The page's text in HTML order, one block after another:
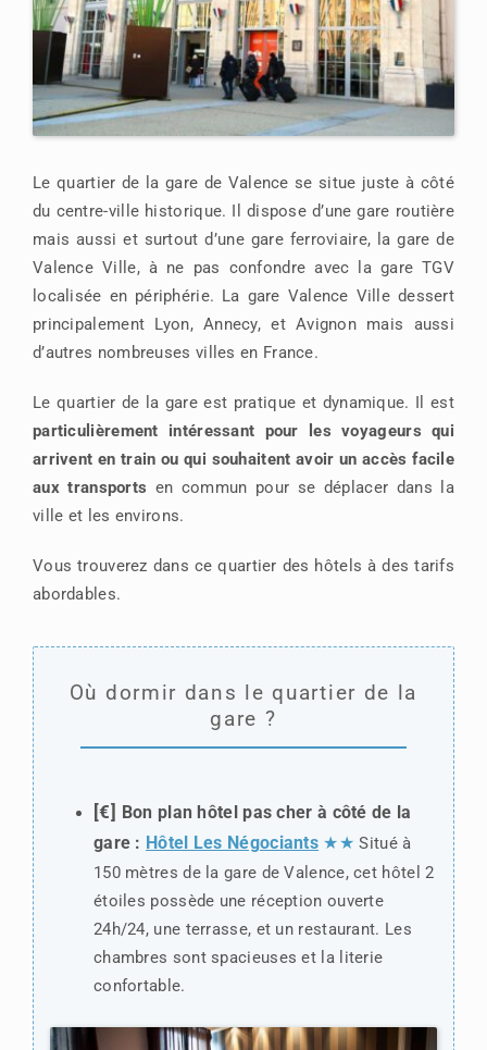
Le quartier de la gare de Valence se situe juste à côté
du centre-ville historique. Il dispose d’une gare routière
mais aussi et surtout d’une gare ferroviaire, la gare de
Valence Ville, à ne pas confondre avec la gare TGV
localisée en périphérie. La gare Valence Ville dessert
principalement Lyon, Annecy, et Avignon mais aussi
d’autres nombreuses villes en France.
Le quartier de la gare est pratique et dynamique. Il est
particulièrement intéressant pour les voyageurs qui
arrivent en train ou qui souhaitent avoir un accès facile
aux transports en commun pour se déplacer dans la
ville et les environs.
Vous trouverez dans ce quartier des hôtels à des tarifs
abordables.
Où dormir dans le quartier de la
gare ?
[€] Bon plan hôtel pas cher à côté de la
gare : Hôtel Les Négociants ★★ Situé à
150 mètres de la gare de Valence, cet hôtel 2
étoiles possède une réception ouverte
24h/24, une terrasse, et un restaurant. Les
chambres sont spacieuses et la literie
confortable.